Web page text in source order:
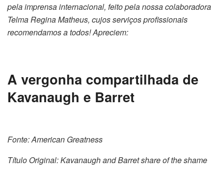
pela imprensa internacional, feito pela nossa colaboradora
Telma Regina Matheus, cujos serviços profissionais
recomendamos a todos! Apreciem:
A vergonha compartilhada de
Kavanaugh e Barret
Fonte: American Greatness
Título Original: Kavanaugh and Barret share of the shame